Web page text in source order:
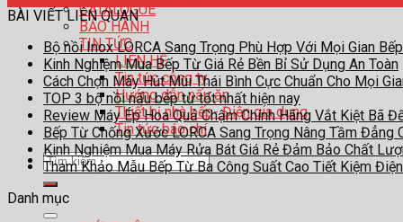
CATALOGUE
BẢO HÀNH
TIN TỨC
LIÊN HỆ
Tin tức công ty
Hướng dẫn nấu ăn
Thiết bị nhà bếp- Điện gia dụng
Tin tức báo chí
Tìm
kiếm:
BÀI VIẾT LIÊN QUAN
Bộ nồi Inox LORCA Sang Trọng Phù Hợp Với Mọi Gian Bếp
Kinh Nghiệm Mua Bếp Từ Giá Rẻ Bền Bỉ Sử Dụng An Toàn
Cách Chọn Máy Hút Mùi Thái Bình Cực Chuẩn Cho Mọi
TOP 3 bộ nồi nấu bếp từ tốt nhất hiện nay
Review Máy Ép Hoa Quả Chậm Chính Hãng Vắt Kiệt Bã
Bếp Từ Chống Xước LORCA Sang Trọng Nâng Tầm Đẳng
Kinh Nghiệm Mua Máy Rửa Bát Giá Rẻ Đảm Bảo Chất
Tham Khảo Mẫu Bếp Từ Ba Công Suất Cao Tiết Kiệm Điện
Danh mục